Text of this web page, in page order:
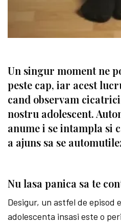
Un singur moment ne
peste cap, iar acest
cand observam
nostru adolescent.
anume i se intampla si
a ajuns sa se
Nu lasa panica sa te
Desigur, un astfel de episod
adolescenta insasi este o